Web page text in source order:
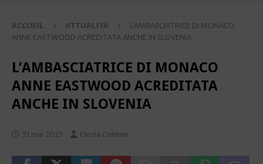
ACCUEIL ATTUALITÀ
L’AMBASCIATRICE DI MONACO
ANNE EASTWOOD ACREDITATA ANCHE IN SLOVENIA
L’AMBASCIATRICE DI MONACO
ANNE EASTWOOD ACREDITATA
ANCHE IN SLOVENIA
31 mai 2023 Cinzia Colman